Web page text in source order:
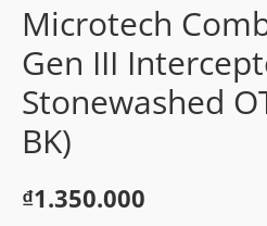
Microtech
Gen III
Stonewashed
BK)
₫1.350.000